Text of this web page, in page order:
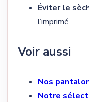
Éviter le
l’imprimé
Voir aussi
Nos
Notre